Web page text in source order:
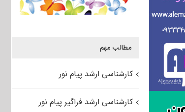
مطالب مهم
کارشناسی ارشد پیام نور
کارشناسی ارشد فراگیر پیام نور